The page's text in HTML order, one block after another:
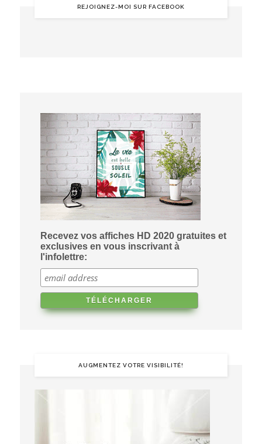
REJOIGNEZ-MOI SUR FACEBOOK
Recevez vos affiches HD 2020 gratuites et
exclusives en vous inscrivant à
l'infolettre:
AUGMENTEZ VOTRE VISIBILITÉ!